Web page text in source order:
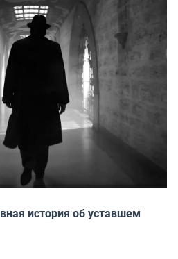
история об уставшем